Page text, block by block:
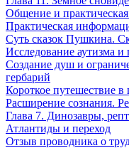
Общение и
Практическая
Суть сказок Пушкина.
Исследование аутизма
Создание душ и
гербарий
Короткое путешествие
Расширение сознания.
Глава 7. Динозавры,
Атлантиды и переход
Отзыв проводника о